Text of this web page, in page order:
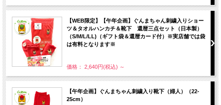
【WEB限定】【午年企画】ぐんまちゃん刺繍入りショー
ツ＆タオルハンカチ＆靴下 還暦三点セット（日本製）
（S/M/L/LL)（ギフト袋＆還暦カード付）※実店舗では袋
は有料となります※
価格： 2,640円(税込) ～
【午年企画】ぐんまちゃん刺繍入り靴下（婦人）（22-
25cm）